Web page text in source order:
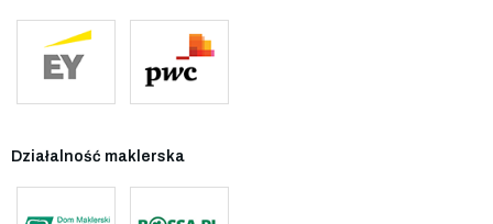
Działalność maklerska